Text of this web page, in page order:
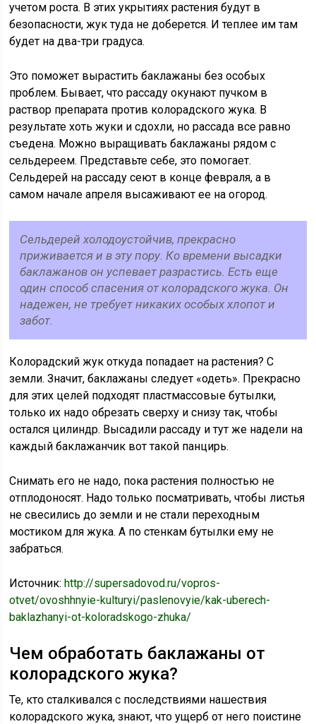
учетом роста. В этих укрытиях растения будут в
безопасности, жук туда не доберется. И теплее им там
будет на два-три градуса.
Это поможет вырастить баклажаны без особых
проблем. Бывает, что рассаду окунают пучком в
раствор препарата против колорадского жука. В
результате хоть жуки и сдохли, но рассада все равно
съедена. Можно выращивать баклажаны рядом с
сельдереем. Представьте себе, это помогает.
Сельдерей на рассаду сеют в конце февраля, а в
самом начале апреля высаживают ее на огород.
Сельдерей холодоустойчив, прекрасно
приживается и в эту пору. Ко времени высадки
баклажанов он успевает разрастись. Есть еще
один способ спасения от колорадского жука. Он
надежен, не требует никаких особых хлопот и
забот.
Колорадский жук откуда попадает на растения? С
земли. Значит, баклажаны следует «одеть». Прекрасно
для этих целей подходят пластмассовые бутылки,
только их надо обрезать сверху и снизу так, чтобы
остался цилиндр. Высадили рассаду и тут же надели на
каждый баклажанчик вот такой панцирь.
Снимать его не надо, пока растения полностью не
отплодоносят. Надо только посматривать, чтобы листья
не свесились до земли и не стали переходным
мостиком для жука. А по стенкам бутылки ему не
забраться.
Источник:http://supersadovod.ru/vopros-
otvet/ovoshhnyie-kulturyi/paslenovyie/kak-uberech-
baklazhanyi-ot-koloradskogo-zhuka/
Чем обработать баклажаны от
колорадского жука?
Те, кто сталкивался с последствиями нашествия
колорадского жука, знают, что ущерб от него поистине